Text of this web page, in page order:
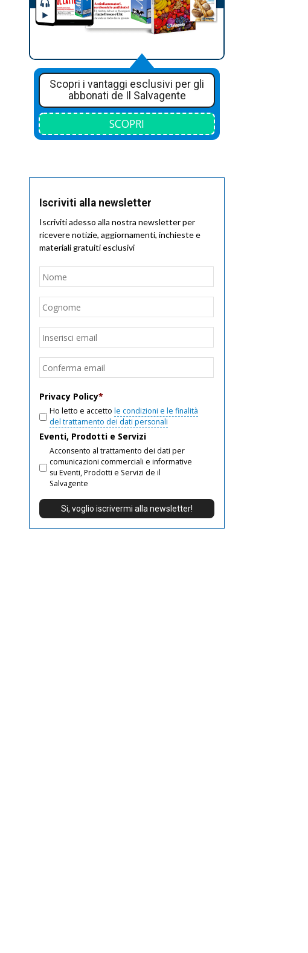
Scopri i vantaggi esclusivi per gli
abbonati de Il Salvagente
SCOPRI
Iscriviti alla newsletter
Iscriviti adesso alla nostra newsletter per
ricevere notizie, aggiornamenti, inchieste e
materiali gratuiti esclusivi
Nome
Email
Privacy Policy*
Ho letto e accetto le condizioni e le finalità
del trattamento dei dati personali
Eventi, Prodotti e Servizi
Acconsento al trattamento dei dati per
comunicazioni commerciali e informative
su Eventi, Prodotti e Servizi de il
Salvagente